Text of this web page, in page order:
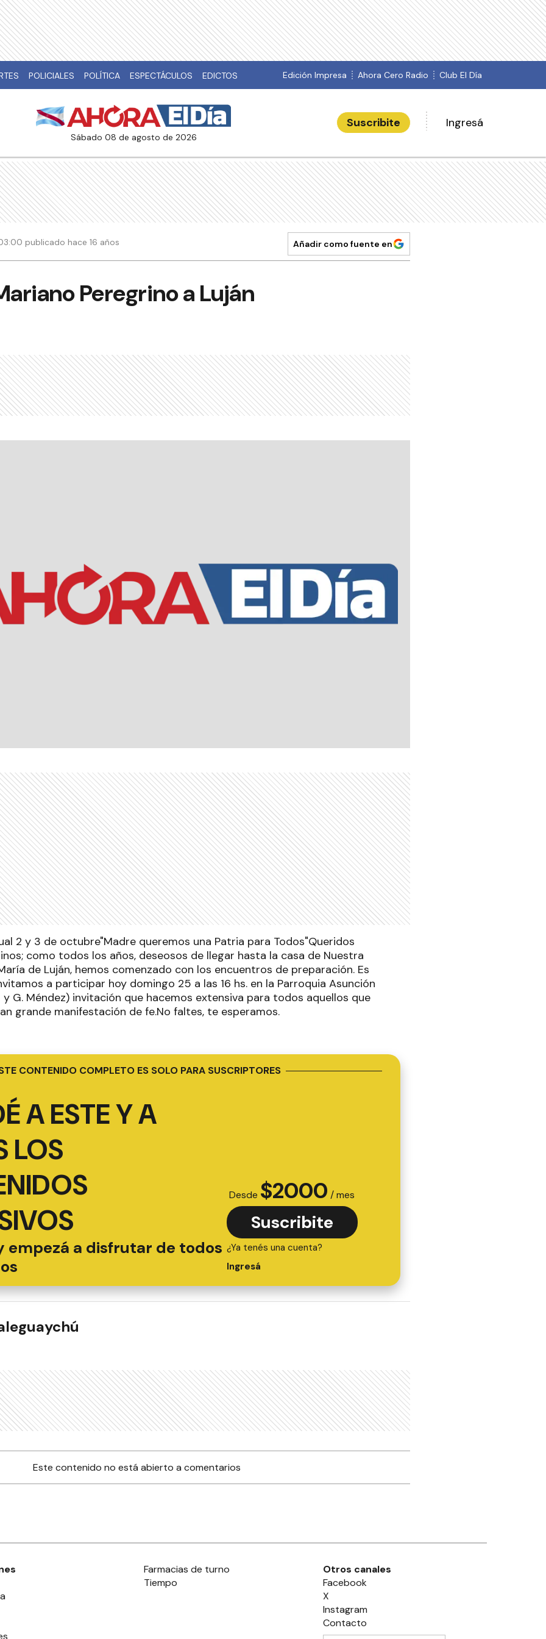
POLICIALES POLÍTICA ESPECTÁCULOS EDICTOS Edición Impresa Ahora Cero Radio Club El Día
sábado 08 de agosto de 2026
Suscribite Ingresá
publicado hace 16 años Añadir como fuente en
Peregrino a Luján
2 y 3 de octubre"Madre queremos una Patria para Todos"Queridos
como todos los años, deseosos de llegar hasta la casa de Nuestra
de Luján, hemos comenzado con los encuentros de preparación. Es
a participar hoy domingo 25 a las 16 hs. en la Parroquia Asunción
G. Méndez) invitación que hacemos extensiva para todos aquellos que
grande manifestación de fe.No faltes, te esperamos.
CONTENIDO COMPLETO ES SOLO PARA SUSCRIPTORES
A ESTE Y A
LOS
empezá a disfrutar de todos
Desde $2000 / mes
Suscribite
¿Ya tenés una cuenta?
Ingresá
Este contenido no está abierto a comentarios
Farmacias de turno
Tiempo
Otros canales
Facebook
X
Instagram
Contacto